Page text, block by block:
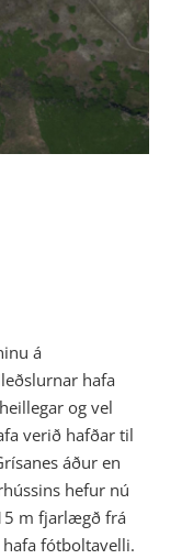
2021
á
hafa
og vel
verið hafðar til
áður en
hefur nú
m fjarlægð frá
fótboltavelli.